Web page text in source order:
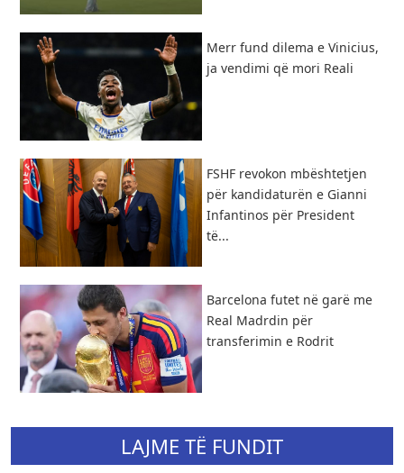
Merr fund dilema e Vinicius,
ja vendimi që mori Reali
FSHF revokon mbështetjen
për kandidaturën e Gianni
Infantinos për President
të...
Barcelona futet në garë me
Real Madrdin për
transferimin e Rodrit
LAJME TË FUNDIT